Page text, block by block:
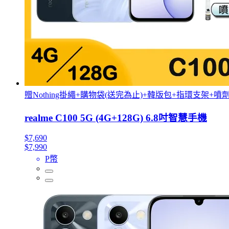
贈Nothing掛繩+購物袋(送完為止)+韓版包+指環支架+噴
realme C100 5G (4G+128G) 6.8吋智慧手機
$7,690
$7,990
P幣